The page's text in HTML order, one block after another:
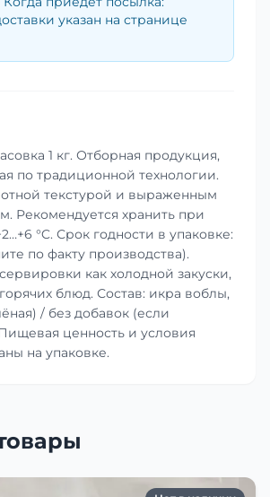
указан на странице
1 кг. Отборная продукция,
по традиционной технологии.
текстурой и выраженным
Рекомендуется хранить при
°C. Срок годности в упаковке:
по факту производства).
как холодной закуски,
блюд. Состав: икра воблы,
/ без добавок (если
ценность и условия
на упаковке.